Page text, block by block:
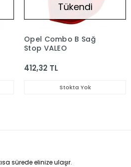
Tükendi
Opel Combo B Sağ
Stop VALEO
412,32 TL
Stokta Yok
sürede elinize ulaşır.